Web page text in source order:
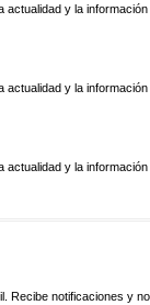
actualidad y la
actualidad y la
actualidad y la
Recibe notificaciones y